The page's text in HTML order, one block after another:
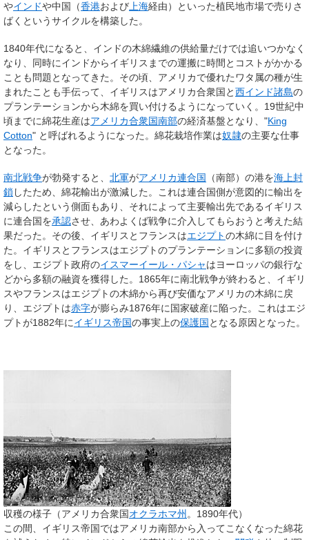
やインドや中国（香港および上海経由）といった植民地市場で売りさ
ばくというサイクルを構築した。
1840年代になると、インドの木綿繊維の供給量だけでは追いつかなく
なり、同時にインドからイギリスまでの運搬に時間とコストがかかる
ことも問題となってきた。その頃、アメリカで優れたワタ属の種が生
まれたことも手伝って、イギリスはアメリカ合衆国と西インド諸島の
プランテーションから木綿を買い付けるようになっていく。19世紀中
頃までに綿花生産はアメリカ合衆国南部の経済基盤となり、"King
Cotton" と呼ばれるようになった。綿花栽培作業は奴隷の主要な仕事
となった。
南北戦争が勃発すると、 北軍がアメリカ連合国 （南部）の港を海上封
鎖 したため、綿花輸出が激減した。これは連合国側が意図的に輸出を
減らしたという側面もあり、それによって主要輸出先であるイギリス
に連合国を承認させ、あわよくば戦争に介入してもらおうと考えた結
果だった。その後、イギリスとフランスはエジプトの木綿に目を付け
た。イギリスとフランスはエジプトのプランテーションに多額の投資
をし、エジプト政府のイスマーイール・パシャはヨーロッパの銀行な
どから多額の融資を獲得した。1865年に南北戦争が終わると、イギリ
スやフランスはエジプトの木綿から再び安価なアメリカの木綿に戻
り、エジプトは赤字が膨らみ1876年に国家破産に陥った。これはエジ
プトが1882年にイギリス帝国の事実上の保護国 となる原因となった。
収穫の様子（アメリカ合衆国オクラホマ州 。1890年代）
この間、イギリス帝国ではアメリカ南部から入ってこなくなった綿花